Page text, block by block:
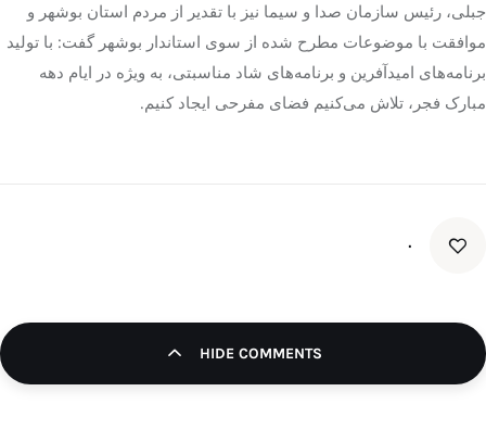
جبلی، رئیس سازمان صدا و سیما نیز با تقدیر از مردم استان بوشهر و
موافقت با موضوعات مطرح شده از سوی استاندار بوشهر گفت: با تولید
برنامه‌های امیدآفرین و برنامه‌های شاد مناسبتی، به ویژه در ایام دهه
مبارک فجر، تلاش می‌کنیم فضای مفرحی ایجاد کنیم.
۰
HIDE COMMENTS